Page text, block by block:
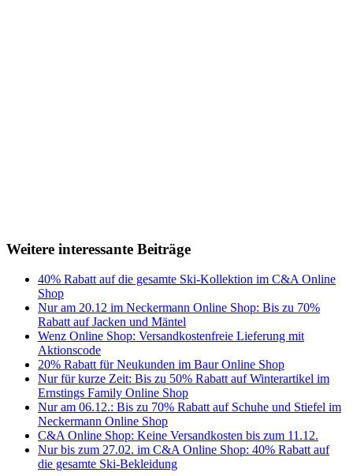
Weitere interessante Beiträge
40% Rabatt auf die gesamte Ski-Kollektion im C&A Online
Shop
Nur am 20.12 im Neckermann Online Shop: Bis zu 70%
Rabatt auf Jacken und Mäntel
Wenz Online Shop: Versandkostenfreie Lieferung mit
Aktionscode
20% Rabatt für Neukunden im Baur Online Shop
Nur für kurze Zeit: Bis zu 50% Rabatt auf Winterartikel im
Ernstings Family Online Shop
Nur am 06.12.: Bis zu 70% Rabatt auf Schuhe und Stiefel im
Neckermann Online Shop
C&A Online Shop: Keine Versandkosten bis zum 11.12.
Nur bis zum 27.02. im C&A Online Shop: 40% Rabatt auf
die gesamte Ski-Bekleidung